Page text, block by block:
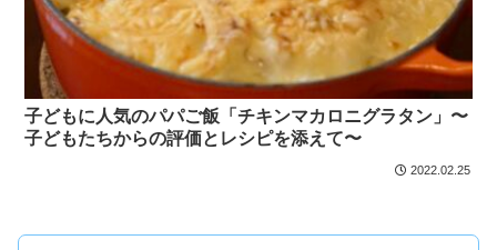
子どもに人気のパパご飯「チキンマカロニグラタン」〜
子どもたちからの評価とレシピを添えて〜
2022.02.25